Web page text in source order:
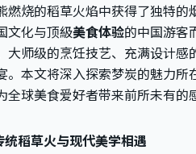
烧的稻草火焰中获得了独特的
文化与顶級美食体验的中国游客
大师级的烹饪技艺、充满设计
。本文将深入探索梦炭的魅力所
球美食爱好者带来前所未有的
稻草火与现代美学相遇